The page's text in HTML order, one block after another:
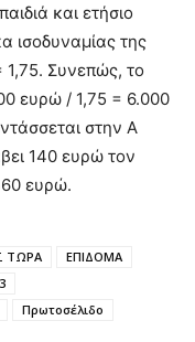
και ετήσιο
ισοδυναμίας της
1,75. Συνεπώς, το
ευρώ / 1,75 = 6.000
στην Α
140 ευρώ τον
ευρώ.
ΤΩΡΑ
ΕΠΙΔΟΜΑ
Πρωτοσέλιδο